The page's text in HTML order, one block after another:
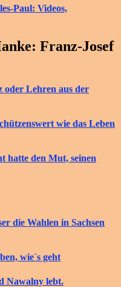
Paul: Videos,
Franz-Josef
oder Lehren aus der
wie das Leben
hatte den Mut, seinen
die Wahlen in Sachsen
wie´s geht
Nawalny lebt.